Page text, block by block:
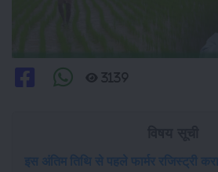
3139
इस अंतिम तिथि से पहले फार्मर रजिस्ट्री